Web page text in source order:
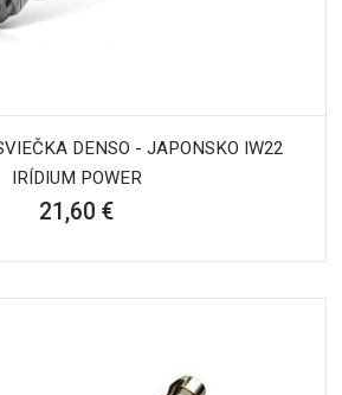
DENSO - JAPONSKO IW22
IRÍDIUM POWER
21,60 €